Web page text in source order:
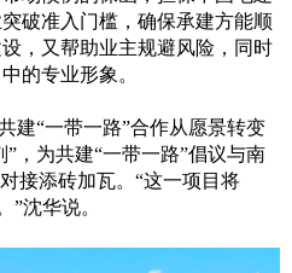
破准入门槛，确保承建方能顺
，又帮助业主规避风险，同时
的专业形象。
建“一带一路”合作从愿景转变
”，为共建“一带一路”倡议与南
接添砖加瓦。“这一项目将
”沈华说。